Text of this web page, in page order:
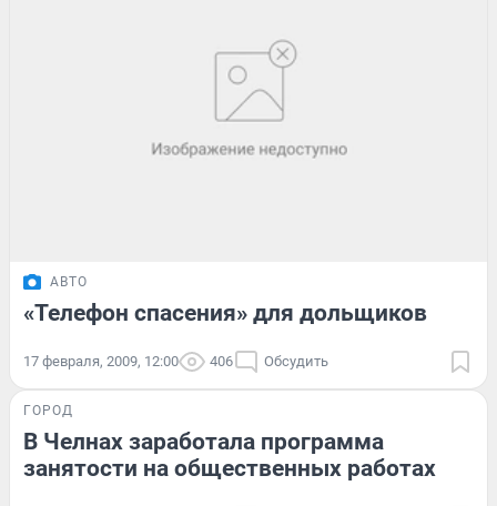
АВТО
«Телефон спасения» для дольщиков
17 февраля, 2009, 12:00 406 Обсудить
ГОРОД
В Челнах заработала программа
занятости на общественных работах